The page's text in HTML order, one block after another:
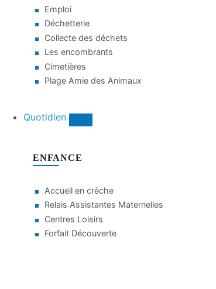
Emploi
Déchetterie
Collecte des déchets
Les encombrants
Cimetières
Plage Amie des Animaux
Quotidien
ENFANCE
Accueil en crèche
Relais Assistantes Maternelles
Centres Loisirs
Forfait Découverte